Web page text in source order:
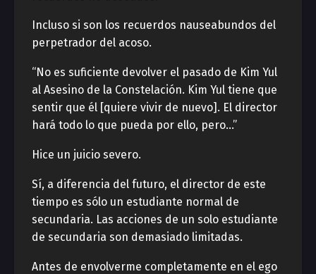
Incluso si son los recuerdos nauseabundos del
perpetrador del acoso.
“No es suficiente devolver el pasado de Kim Yul
al Asesino de la Constelación. Kim Yul tiene que
sentir que él [quiere vivir de nuevo]. El director
hará todo lo que pueda por ello, pero…”
Hice un juicio severo.
Sí, a diferencia del futuro, el director de este
tiempo es sólo un estudiante normal de
secundaria. Las acciones de un solo estudiante
de secundaria son demasiado limitadas.
Antes de envolverme completamente en el ego